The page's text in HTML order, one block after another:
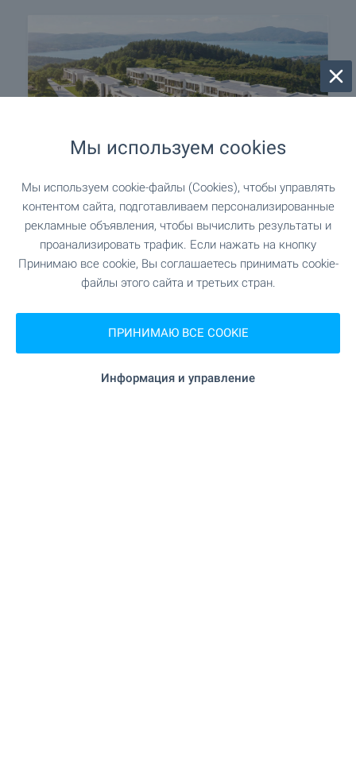
OKOL Lake Park ждет вас — в
наличии апартаменты у
водохранилища Искер!
собственные апартаменты в OKOL Lake Park —
для личного отдыха, так и для сдачи в аренду
Мы используем cookies
Мы используем cookie-файлы (Cookies), чтобы управлять
контентом сайта, подготавливаем персонализированные
рекламные объявления, чтобы вычислить результаты и
проанализировать трафик. Если нажать на кнопку
Принимаю все cookie, Вы соглашаетесь принимать cookie-
файлы этого сайта и третьих стран.
ПРИНИМАЮ ВСЕ COOKIE
Информация и управление